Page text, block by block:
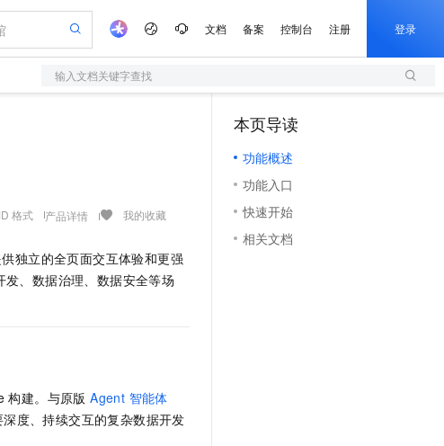
文档 备案 控制台 注册 登录
输入文档关键字查找
格式 产品详情 我的收藏
独立的全页面交互体验和更强
、数据治理、数据安全等场
构建。与原版Agent 智能体
度、持续交互的复杂数据开发
本页导读
功能概述
功能入口
快速开始
相关文档
1.1-T2V
T2V
文戏情感细腻自然，动作戏激烈拳拳到肉，实现更强表演能力
语音识别与合成
全托管，含MySQL、PostgreSQL、SQL Server、MariaDB多引擎
实软件的智能体编程平台
轻量应用服务器
数字证书管理服务（原SSL证书）
实现全站HTTPS，呈现可信的WEB访问
专属 DeepSeek-V4-Pro
轻松部署专属 QwenPaw HOT
从聊天伙伴进化为能主动干活的本地数字员工
一句话生成原生可编辑精美 PPT 文稿
输入一句话想法, 轻松生成专业的 PPT
一键部署幻兽帕鲁游戏服务器
一键购买专属联机服务器，轻松开启游戏
漫剧工坊：一站式动画创作平台
体验
成到视频创作，一键激活电商全链路生产力
创作
视频一站生成，高效打造优质广告素材
AI 活动
AI 生产力先锋
先锋实践拓展 AI 生产力的边界
飞天发布时刻
所见，即是所愿
AI 实训营
价器
阿里云 OPC 创新助力计划
Token 补贴，五大权
益加速 OPC 成功
件 专业服务
公司注册
伴合作计划
合作计划
态伙伴
服务伙伴合作计划
Al MaaS 服务伙伴赋能合作
伙伴信用分合作计划
更多支持
认证
告
告
开发者社区
镜像站
动
物
加入我们
校园招聘